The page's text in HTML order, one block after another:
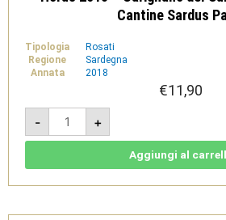
Cantine Sardus
Tipologia
Rosati
Regione
Sardegna
Annata
2018
€11,90
-
Horus
2018
-
Carignano
Doc-
Pater
+
Aggiungi al